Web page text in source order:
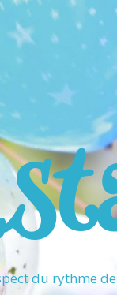
du rythme